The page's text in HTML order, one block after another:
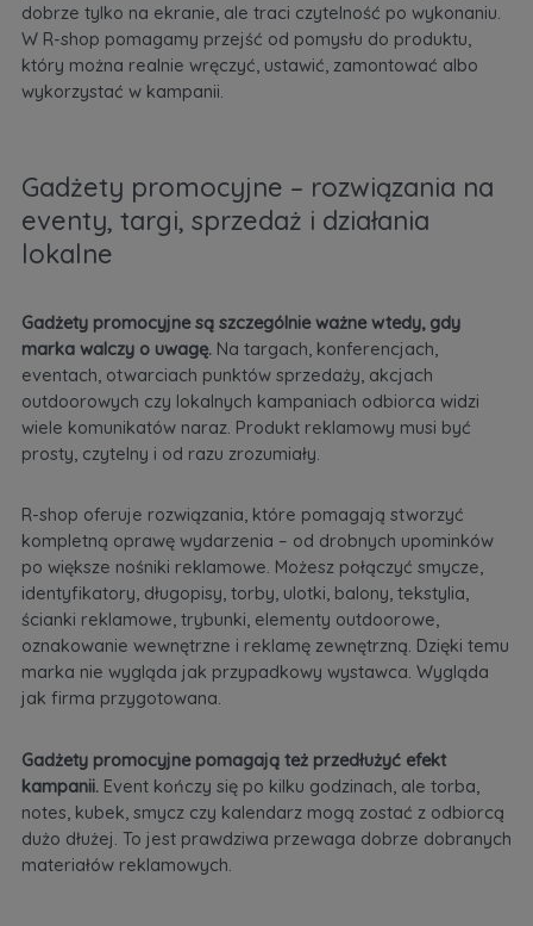
dobrze tylko na ekranie, ale traci czytelność po wykonaniu.
W R-shop pomagamy przejść od pomysłu do produktu,
który można realnie wręczyć, ustawić, zamontować albo
wykorzystać w kampanii.
Gadżety promocyjne – rozwiązania na
eventy, targi, sprzedaż i działania
lokalne
Gadżety promocyjne są szczególnie ważne wtedy, gdy
marka walczy o uwagę.Na targach, konferencjach,
eventach, otwarciach punktów sprzedaży, akcjach
outdoorowych czy lokalnych kampaniach odbiorca widzi
wiele komunikatów naraz. Produkt reklamowy musi być
prosty, czytelny i od razu zrozumiały.
R-shop oferuje rozwiązania, które pomagają stworzyć
kompletną oprawę wydarzenia – od drobnych upominków
po większe nośniki reklamowe. Możesz połączyć smycze,
identyfikatory, długopisy, torby, ulotki, balony, tekstylia,
ścianki reklamowe, trybunki, elementy outdoorowe,
oznakowanie wewnętrzne i reklamę zewnętrzną. Dzięki temu
marka nie wygląda jak przypadkowy wystawca. Wygląda
jak firma przygotowana.
Gadżety promocyjne pomagają też przedłużyć efekt
kampanii.Event kończy się po kilku godzinach, ale torba,
notes, kubek, smycz czy kalendarz mogą zostać z odbiorcą
dużo dłużej. To jest prawdziwa przewaga dobrze dobranych
materiałów reklamowych.